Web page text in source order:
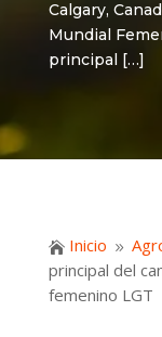
Calgary,
Mundial
principal […]
 Inicio 9
principal del
femenino LGT